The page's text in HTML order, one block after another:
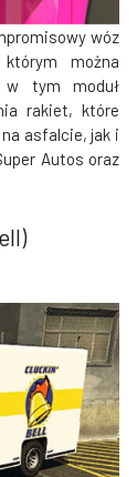
wóz
można
w tym moduł
rakiet, które
asfalcie, jak i
Autos oraz